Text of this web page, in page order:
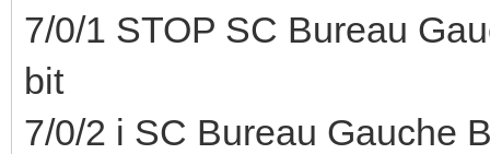
7/0/1 STOP SC Bureau
bit
7/0/2 i SC Bureau Gauche